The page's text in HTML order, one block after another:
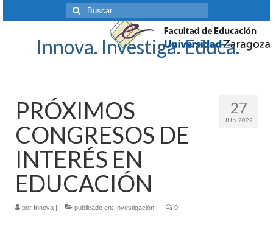
Buscar
por:
Innova. Investiga. Educa.
27
JUN 2022
PRÓXIMOS
CONGRESOS DE
INTERÉS EN
EDUCACIÓN
por Innova | publicado en: Investigación | 0